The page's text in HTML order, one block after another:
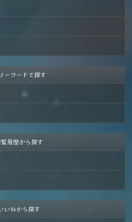
ーワードで探す
履歴から探す
いねから探す